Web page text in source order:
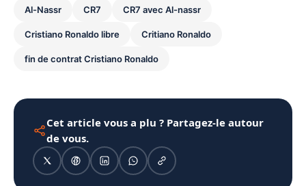
Al-Nassr CR7 CR7 avec Al-nassr
Cristiano Ronaldo libre Critiano Ronaldo
fin de contrat Cristiano Ronaldo
Cet article vous a plu ? Partagez-le autour
de vous.